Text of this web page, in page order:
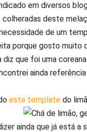
em diversos
deste
de um
porque gosto
diz que foi uma
ainda
este template do
ainda que já está a